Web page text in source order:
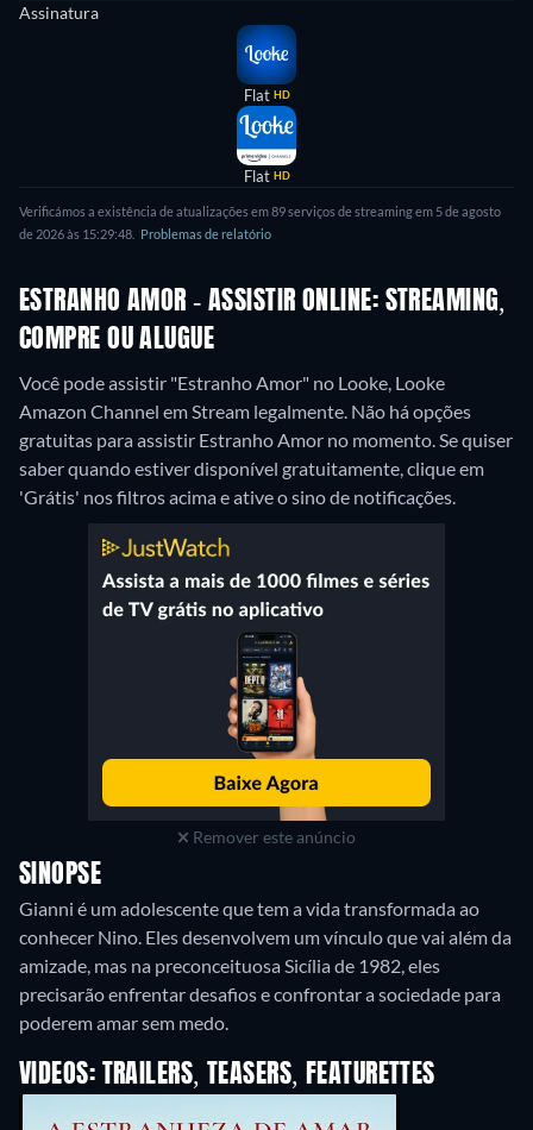
Assinatura
Flat HD
Flat HD
Verificámos a existência de atualizações em 89 serviços de streaming em 5 de agosto
de 2026 às 15:29:48.
Problemas de relatório
ESTRANHO AMOR - ASSISTIR ONLINE: STREAMING,
COMPRE OU ALUGUE
Você pode assistir "Estranho Amor" no Looke, Looke
Amazon Channel em Stream legalmente. Não há opções
gratuitas para assistir Estranho Amor no momento. Se quiser
saber quando estiver disponível gratuitamente, clique em
'Grátis' nos filtros acima e ative o sino de notificações.
Remover este anúncio
SINOPSE
Gianni é um adolescente que tem a vida transformada ao
conhecer Nino. Eles desenvolvem um vínculo que vai além da
amizade, mas na preconceituosa Sicília de 1982, eles
precisarão enfrentar desafios e confrontar a sociedade para
poderem amar sem medo.
VIDEOS: TRAILERS, TEASERS, FEATURETTES